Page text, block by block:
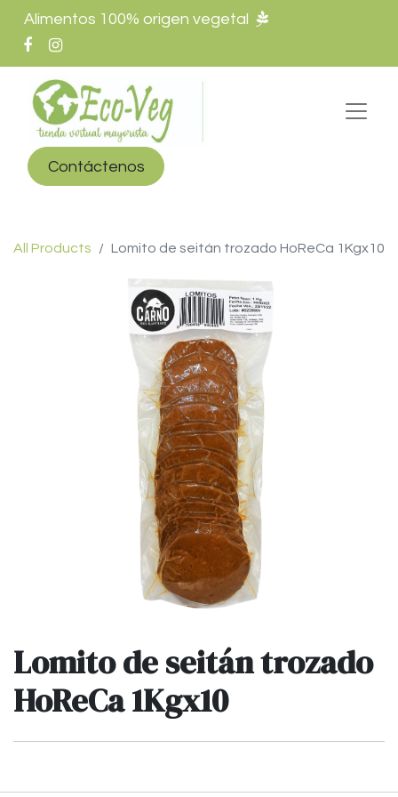
Alimentos 100% origen vegetal
Contáctenos
All Products Lomito de seitán trozado HoReCa 1Kgx10
Lomito de seitán trozado
HoReCa 1Kgx10